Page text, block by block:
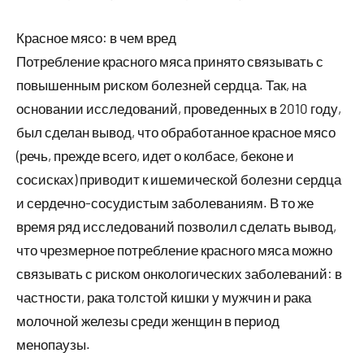
Красное мясо: в чем вред
Потребление красного мяса принято связывать с
повышенным риском болезней сердца. Так, на
основании исследований, проведенных в 2010 году,
был сделан вывод, что обработанное красное мясо
(речь, прежде всего, идет о колбасе, беконе и
сосисках) приводит к ишемической болезни сердца
и сердечно-сосудистым заболеваниям. В то же
время ряд исследований позволил сделать вывод,
что чрезмерное потребление красного мяса можно
связывать с риском онкологических заболеваний: в
частности, рака толстой кишки у мужчин и рака
молочной железы среди женщин в период
менопаузы.